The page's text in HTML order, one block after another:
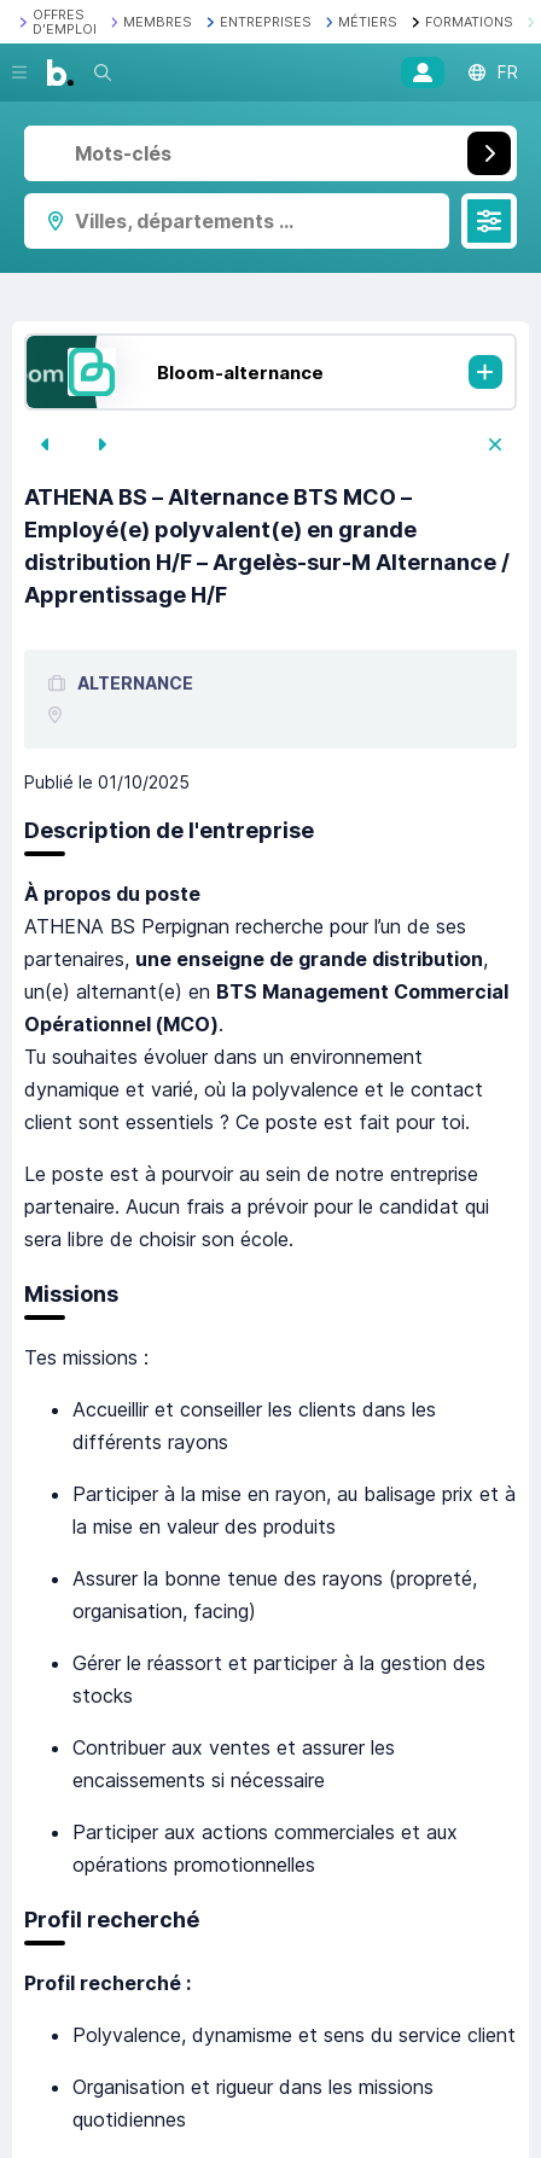
OFFRES
D'EMPLOI
MEMBRES ENTREPRISES MÉTIERS FORMATIONS
Recherche FR
Villes, départements ...
Bloom-alternance
ATHENA BS – Alternance BTS MCO –
Employé(e) polyvalent(e) en grande
distribution H/F – Argelès-sur-M Alternance /
Apprentissage H/F
ALTERNANCE
Publié le 01/10/2025
Description de l'entreprise
À propos du poste
ATHENA BS Perpignan recherche pour l’un de ses
partenaires, une enseigne de grande distribution,
un(e) alternant(e) en BTS Management Commercial
Opérationnel (MCO).
Tu souhaites évoluer dans un environnement
dynamique et varié, où la polyvalence et le contact
client sont essentiels ? Ce poste est fait pour toi.
Le poste est à pourvoir au sein de notre entreprise
partenaire. Aucun frais a prévoir pour le candidat qui
sera libre de choisir son école.
Missions
Tes missions :
Accueillir et conseiller les clients dans les
différents rayons
Participer à la mise en rayon, au balisage prix et à
la mise en valeur des produits
Assurer la bonne tenue des rayons (propreté,
organisation, facing)
Gérer le réassort et participer à la gestion des
stocks
Contribuer aux ventes et assurer les
encaissements si nécessaire
Participer aux actions commerciales et aux
opérations promotionnelles
Profil recherché
Profil recherché :
Polyvalence, dynamisme et sens du service client
Organisation et rigueur dans les missions
quotidiennes